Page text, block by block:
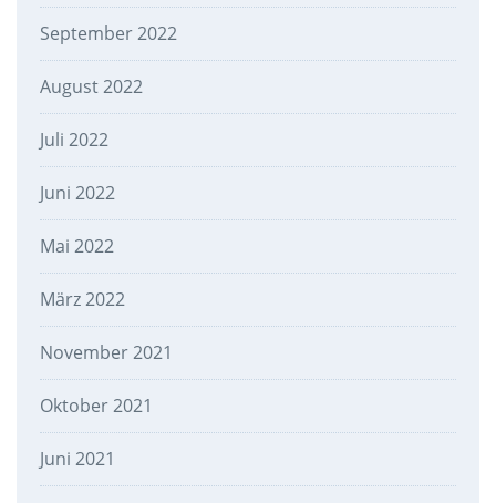
September 2022
August 2022
Juli 2022
Juni 2022
Mai 2022
März 2022
November 2021
Oktober 2021
Juni 2021